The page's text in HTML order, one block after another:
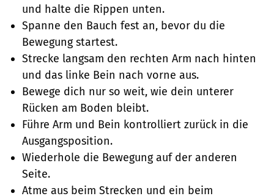
und halte die Rippen unten.
Spanne den Bauch fest an, bevor du die
Bewegung startest.
Strecke langsam den rechten Arm nach hinten
und das linke Bein nach vorne aus.
Bewege dich nur so weit, wie dein unterer
Rücken am Boden bleibt.
Führe Arm und Bein kontrolliert zurück in die
Ausgangsposition.
Wiederhole die Bewegung auf der anderen
Seite.
Atme aus beim Strecken und ein beim